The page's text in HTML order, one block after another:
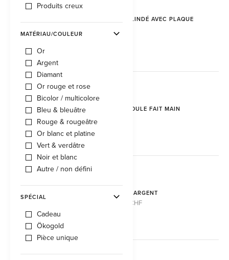
Produits creux
MATÉRIAU/COULEUR
Or
Argent
Diamant
Or rouge et rose
Bicolor / multicolore
Bleu & bleuâtre
Rouge & rougeâtre
Or blanc et platine
Vert & verdâtre
Noir et blanc
Autre / non défini
SPÉCIAL
Cadeau
Ökogold
Pièce unique
BRACELET BLINDÉ AVEC PLAQUE
BRACELET BOULE FAIT MAIN
Sur demande
PORTE-CLÉS ARGENT
environ 450 CHF